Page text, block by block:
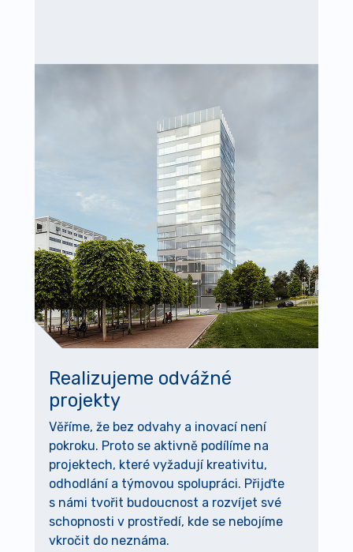
Realizujeme odvážné
projekty
Věříme, že bez odvahy a inovací není
pokroku. Proto se aktivně podílíme na
projektech, které vyžadují kreativitu,
odhodlání a týmovou spolupráci. Přijďte
s námi tvořit budoucnost a rozvíjet své
schopnosti v prostředí, kde se nebojíme
vkročit do neznáma.